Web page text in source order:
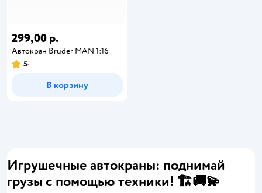
299,00 р.
Автокран Bruder MAN 1:16
5
В корзину
Игрушечные автокраны: поднимай
грузы с помощью техники! 🏗️🚚💫